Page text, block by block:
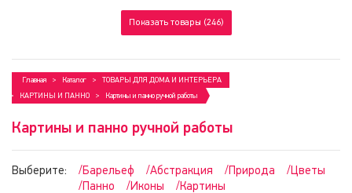
Показать товары (246)
Главная Каталог
ТОВАРЫ ДЛЯ ДОМА И ИНТЕРЬЕРА
КАРТИНЫ И ПАННО
Картины и панно ручной работы
Картины и панно ручной работы
Выберите: /Барельеф /Абстракция /Природа
/Цветы
/Панно
/Иконы /Картины